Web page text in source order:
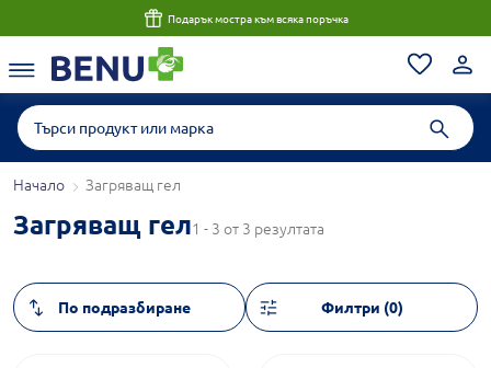
Подарък мостра към всяка поръчка
Начало Загряващ гел
Загряващ гел1 - 3 от 3 резултата
Филтри (0)